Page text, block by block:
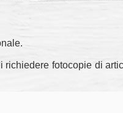
fotocopie di